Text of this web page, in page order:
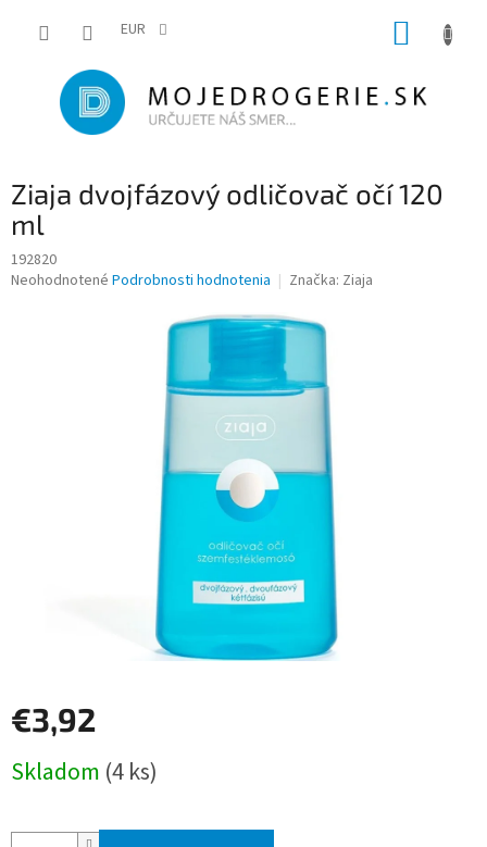
EUR
Ziaja dvojfázový odličovač očí 120
ml
192820
Priemerné
Neohodnotené Podrobnosti hodnotenia Značka: Ziaja
€3,92
cena:
Skladom (4 ks)